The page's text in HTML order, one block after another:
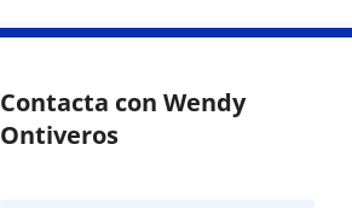
Contacta con Wendy
Ontiveros